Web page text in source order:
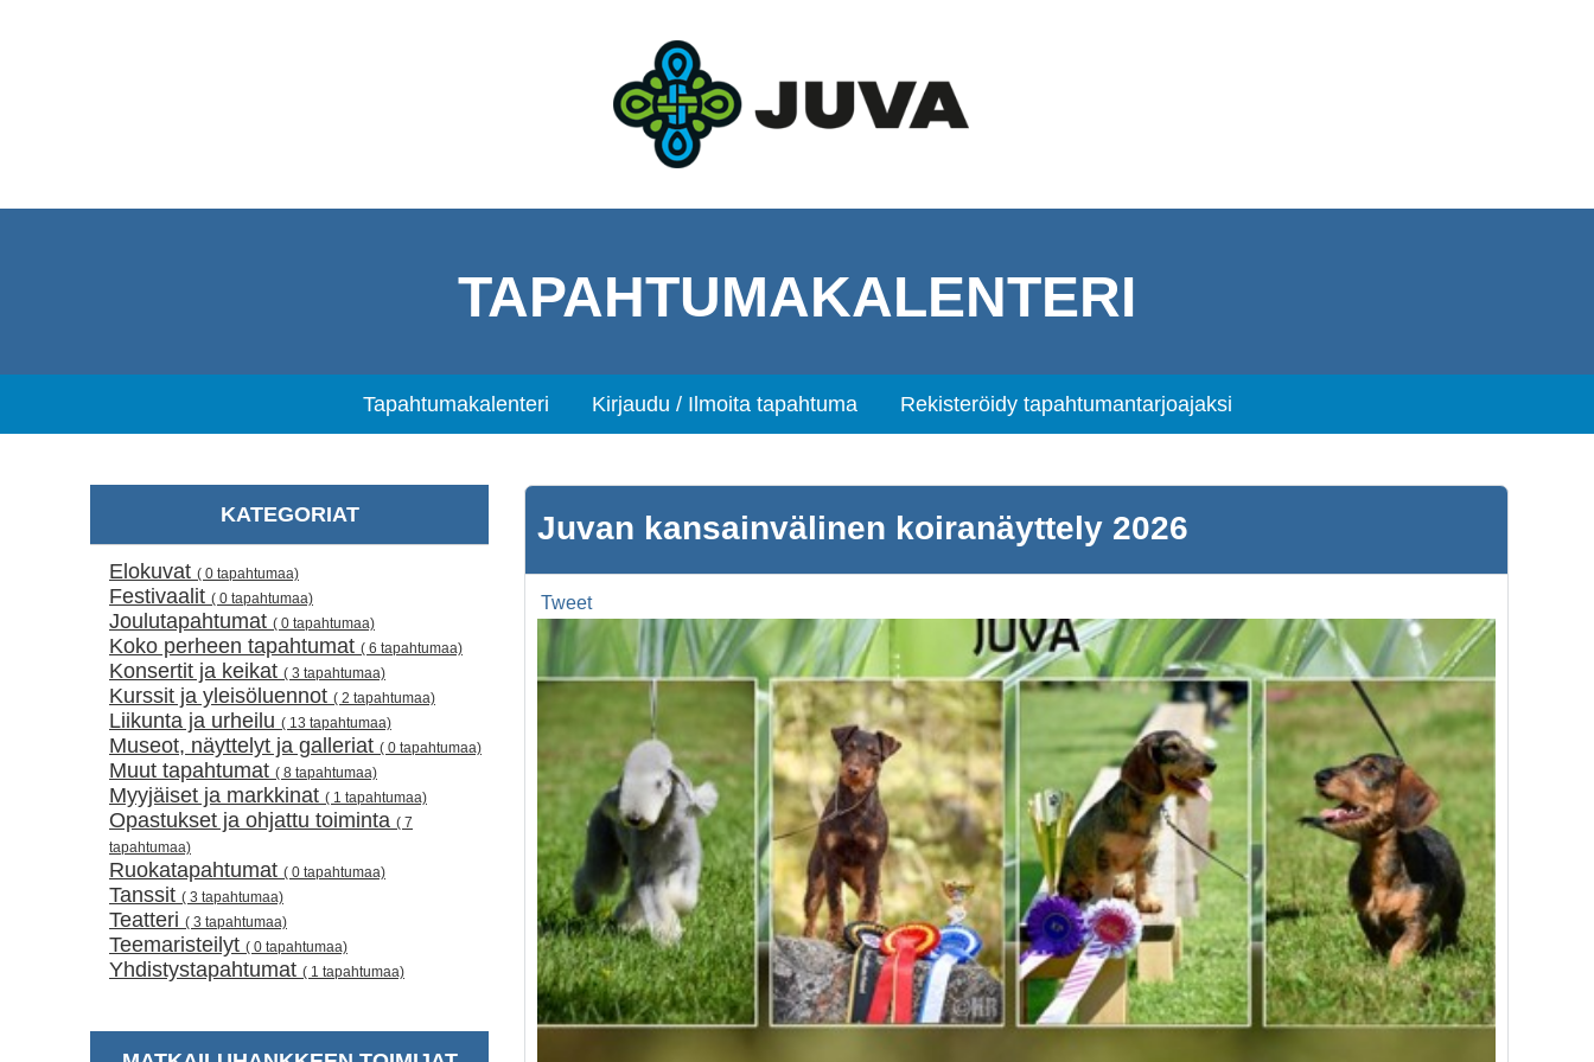
TAPAHTUMAKALENTERI
Tapahtumakalenteri Kirjaudu / Ilmoita tapahtuma Rekisteröidy tapahtumantarjoajaksi
KATEGORIAT
Elokuvat ( 0 tapahtumaa)
Festivaalit ( 0 tapahtumaa)
Joulutapahtumat ( 0 tapahtumaa)
Koko perheen tapahtumat ( 6 tapahtumaa)
Konsertit ja keikat ( 3 tapahtumaa)
Kurssit ja yleisöluennot ( 2 tapahtumaa)
Liikunta ja urheilu ( 13 tapahtumaa)
Museot, näyttelyt ja galleriat ( 0 tapahtumaa)
Muut tapahtumat ( 8 tapahtumaa)
Myyjäiset ja markkinat ( 1 tapahtumaa)
Opastukset ja ohjattu toiminta ( 7
tapahtumaa)
Ruokatapahtumat ( 0 tapahtumaa)
Tanssit ( 3 tapahtumaa)
Teatteri ( 3 tapahtumaa)
Teemaristeilyt ( 0 tapahtumaa)
Yhdistystapahtumat ( 1 tapahtumaa)
Juvan kansainvälinen koiranäyttely 2026
Tweet